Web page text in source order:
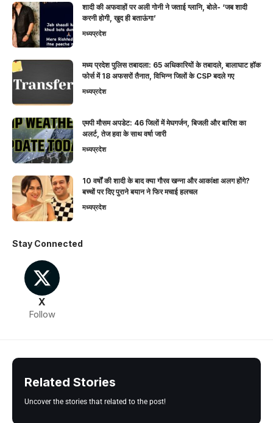
शादी की अफवाहों पर अली गोनी ने जताई ग्लानि, बोले- ‘जब शादी
करनी होगी, खुद ही बताऊंगा’
मध्यप्रदेश
मध्य प्रदेश पुलिस तबादला: 65 अधिकारियों के तबादले, बालाघाट हॉक
फोर्स में 18 अफसरों तैनात, विभिन्न जिलों के CSP बदले गए
मध्यप्रदेश
एमपी मौसम अपडेट: 46 जिलों में मेघगर्जन, बिजली और बारिश का
अलर्ट, तेज हवा के साथ वर्षा जारी
मध्यप्रदेश
10 वर्षों की शादी के बाद क्या गौरव खन्ना और आकांक्षा अलग होंगे?
बच्चों पर दिए पुराने बयान ने फिर मचाई हलचल
मध्यप्रदेश
Stay Connected
X
Follow
Related Stories
Uncover the stories that related to the post!